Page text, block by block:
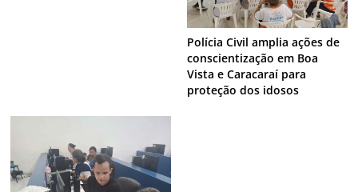
Polícia Civil amplia ações de
conscientização em Boa
Vista e Caracaraí para
proteção dos idosos